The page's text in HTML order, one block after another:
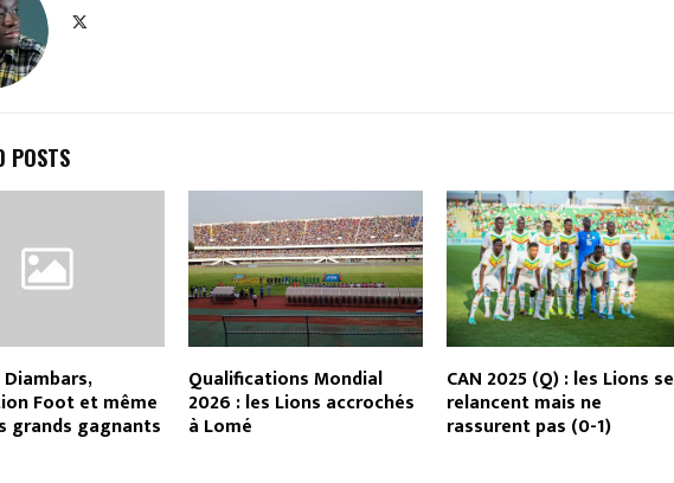
POSTS
Diambars,
Foot et même
grands gagnants
Qualifications Mondial
2026 : les Lions accrochés
à Lomé
CAN 2025 (Q) : les Lions se
relancent mais ne
rassurent pas (0-1)